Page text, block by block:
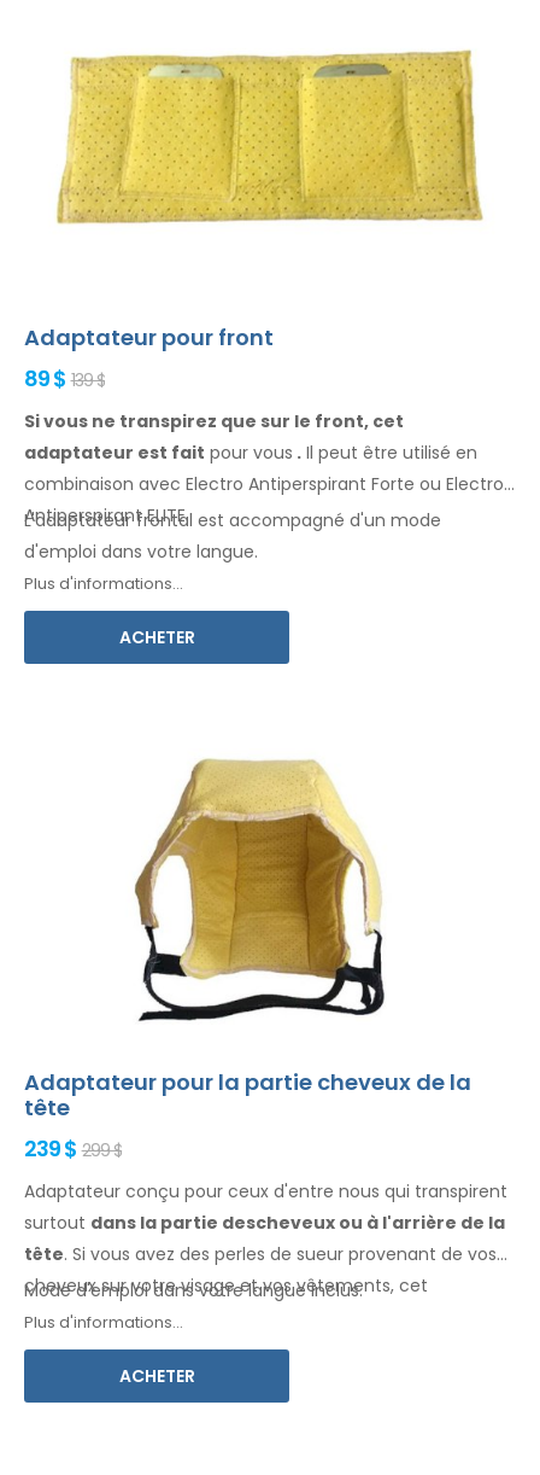
Adaptateur pour front
89 $ 139 $
Si vous ne transpirez que sur le front, cet
adaptateur est fait pour vous . Il peut être utilisé en
combinaison avec Electro Antiperspirant Forte ou Electro
Antiperspirant ELITE.
L'adaptateurfrontal est accompagné d'un mode
d'emploi dans votre langue.
Plus d'informations...
ACHETER
Adaptateur pour la partie cheveux de la
tête
239 $ 299 $
Adaptateur conçu pour ceux d'entre nous qui transpirent
surtout dans la partie descheveux ou à l'arrière de la
tête. Si vous avez des perles de sueur provenant de vos
cheveuxsur votre visageet vos vêtements, cet
adaptateur, associé à Electro Antiperspirant Forte ou
Electro Antiperspirant ELITE, est fait pour vous.
Mode d'emploi dans votre langue inclus.
Plus d'informations...
ACHETER